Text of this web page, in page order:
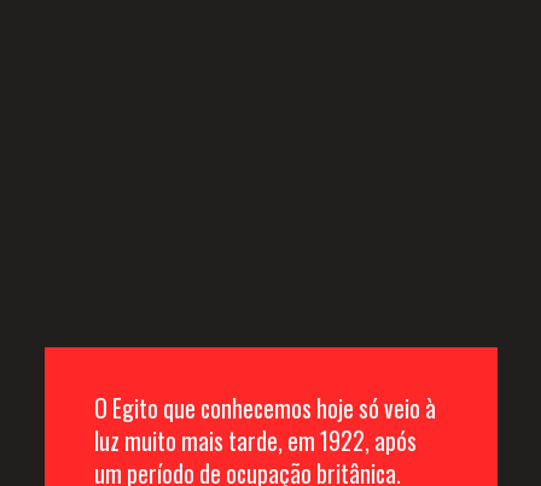
O Egito que conhecemos hoje só veio à
luz muito mais tarde, em 1922, após
um período de ocupação britânica.